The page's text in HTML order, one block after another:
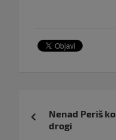
objava
Nenad Periš
drogi